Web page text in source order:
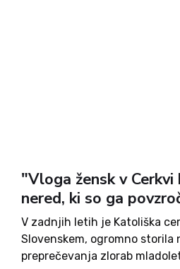
"Vloga žensk v
nered, ki so ga
V zadnjih letih je Katoliška
Slovenskem, ogromno storila
preprečevanja zlorab